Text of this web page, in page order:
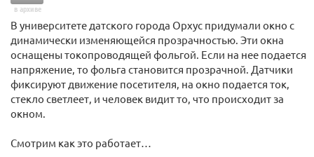
в архиве
В университете датского города Орхус придумали окно с
динамически изменяющейся прозрачностью. Эти окна
оснащены токопроводящей фольгой. Если на нее подается
напряжение, то фольга становится прозрачной. Датчики
фиксируют движение посетителя, на окно подается ток,
стекло светлеет, и человек видит то, что происходит за
окном.
Смотрим как это работает…